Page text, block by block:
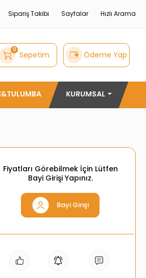
Sipariş Takibi Sayfalar Hızlı Arama
0 Sepetim Ödeme Yap
KURUMSAL
Fiyatları Görebilmek İçin Lütfen
Bayi Girişi Yapınız.
Bayi Girişi